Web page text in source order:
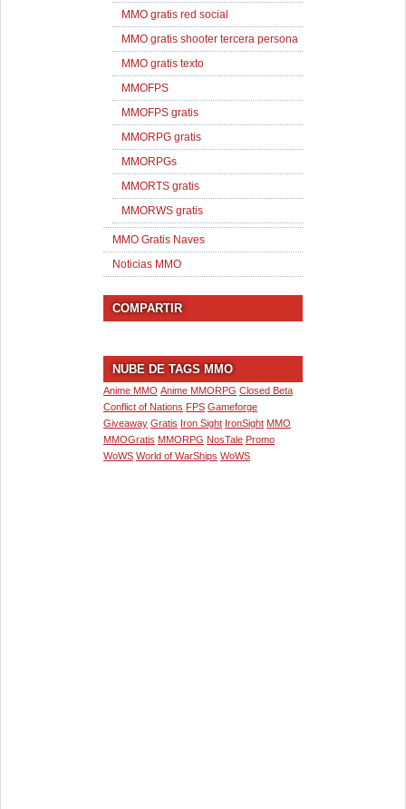
MMO gratis red social
MMO gratis shooter tercera persona
MMO gratis texto
MMOFPS
MMOFPS gratis
MMORPG gratis
MMORPGs
MMORTS gratis
MMORWS gratis
MMO Gratis Naves
Noticias MMO
COMPARTIR
NUBE DE TAGS MMO
Anime MMO Anime MMORPG Closed Beta
Conflict of Nations FPS Gameforge
Giveaway Gratis Iron Sight IronSight MMO
MMOGratis MMORPG NosTale Promo
WoWS World of WarShips WoWS